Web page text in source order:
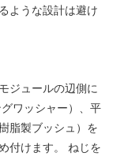
ような設計は避け
ジュールの辺側に
ワッシャー）、平
脂製ブッシュ）を
付けます。 ねじを